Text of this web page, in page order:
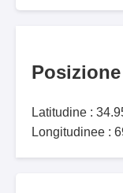
Posizione
Latitudine :
Longitudinee :